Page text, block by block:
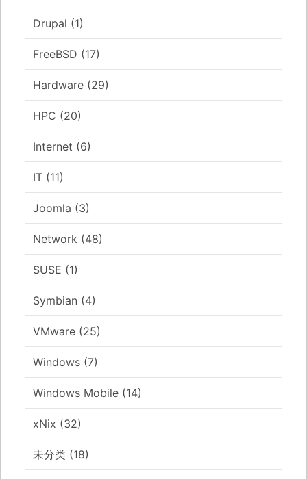
Drupal (1)
FreeBSD (17)
Hardware (29)
HPC (20)
Internet (6)
IT (11)
Joomla (3)
Network (48)
SUSE (1)
Symbian (4)
VMware (25)
Windows (7)
Windows Mobile (14)
xNix (32)
未分类 (18)